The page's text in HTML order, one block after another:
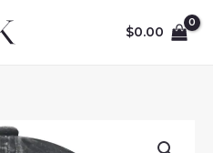
$0.00